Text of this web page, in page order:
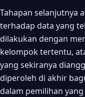
Tahapan selanjutnya
terhadap data yang
dilakukan dengan
kelompok tertentu,
yang sekiranya
diperoleh di akhir
dalam pemilihan yang